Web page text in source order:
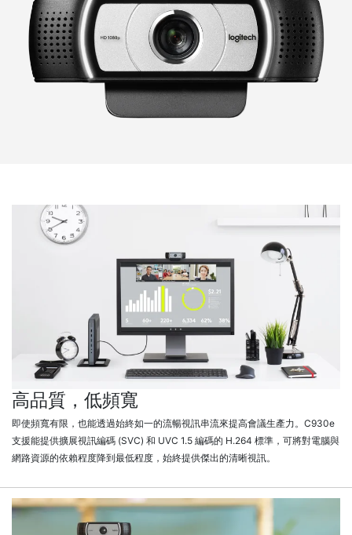
高品質，低頻寬
即使頻寬有限，也能透過始終如一的流暢視訊串流來提高會議生產力。C930e
支援能提供擴展視訊編碼 (SVC) 和 UVC 1.5 編碼的 H.264 標準，可將對電腦與
網路資源的依賴程度降到最低程度，始終提供傑出的清晰視訊。